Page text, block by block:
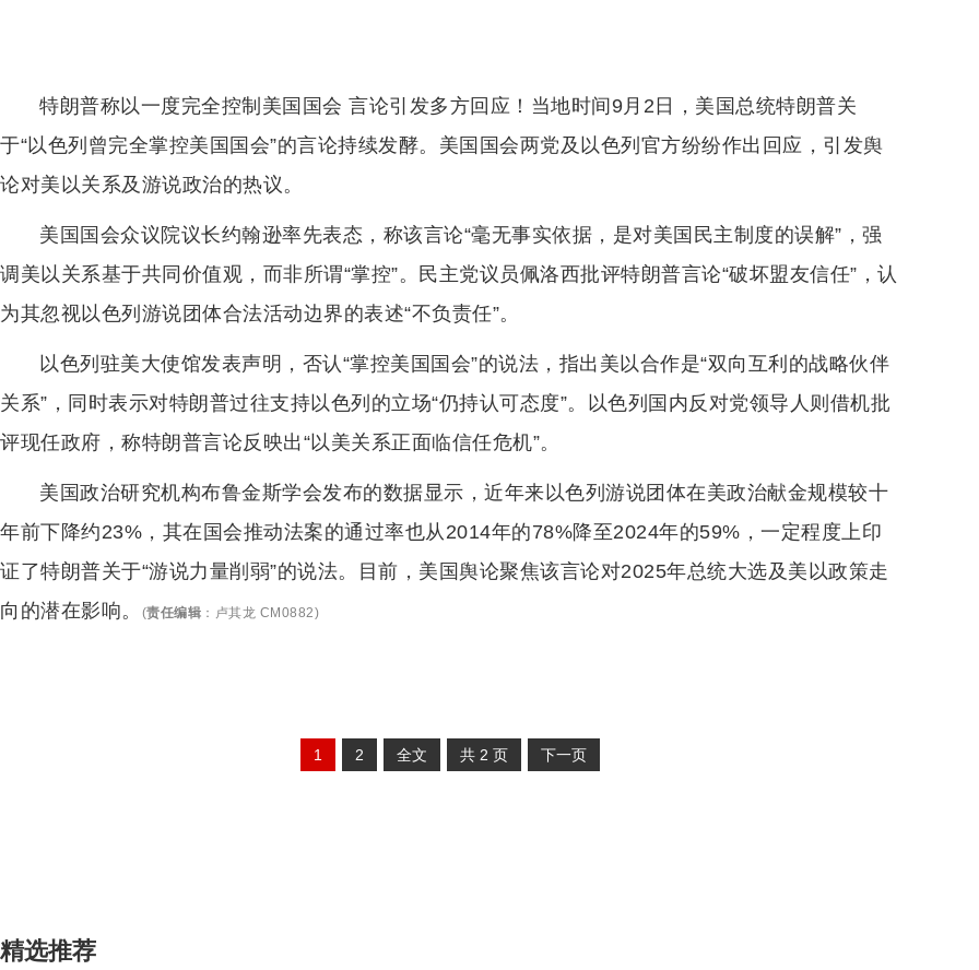
特朗普称以一度完全控制美国国会 言论引发多方回应！当地时间9月2日，美国总统特朗普关
于“以色列曾完全掌控美国国会”的言论持续发酵。美国国会两党及以色列官方纷纷作出回应，引发舆
论对美以关系及游说政治的热议。
美国国会众议院议长约翰逊率先表态，称该言论“毫无事实依据，是对美国民主制度的误解”，强
调美以关系基于共同价值观，而非所谓“掌控”。民主党议员佩洛西批评特朗普言论“破坏盟友信任”，认
为其忽视以色列游说团体合法活动边界的表述“不负责任”。
以色列驻美大使馆发表声明，否认“掌控美国国会”的说法，指出美以合作是“双向互利的战略伙伴
关系”，同时表示对特朗普过往支持以色列的立场“仍持认可态度”。以色列国内反对党领导人则借机批
评现任政府，称特朗普言论反映出“以美关系正面临信任危机”。
美国政治研究机构布鲁金斯学会发布的数据显示，近年来以色列游说团体在美政治献金规模较十
年前下降约23%，其在国会推动法案的通过率也从2014年的78%降至2024年的59%，一定程度上印
证了特朗普关于“游说力量削弱”的说法。目前，美国舆论聚焦该言论对2025年总统大选及美以政策走
向的潜在影响。
(责任编辑 ： 卢其龙 CM0882)
1 2 全文 共 2 页 下一页
精选推荐